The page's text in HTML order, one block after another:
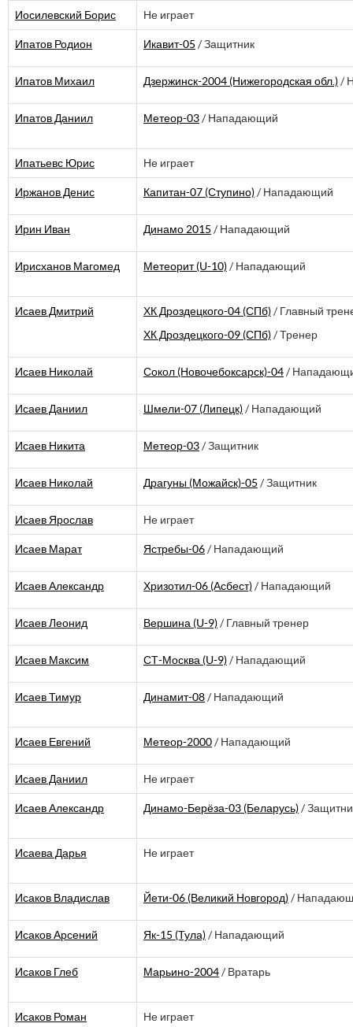
Иосилевский Борис Не играет
Ипатов Родион Икавит-05 / Защитник
Ипатов Михаил Дзержинск-2004 (Нижегородская обл.) /
Ипатов Даниил Метеор-03 / Нападающий
Ипатьевс Юрис Не играет
Иржанов Денис Капитан-07 (Ступино) / Нападающий
Ирин Иван Динамо 2015 / Нападающий
Ирисханов Магомед Метеорит (U-10) / Нападающий
Исаев Дмитрий ХК Дроздецкого-04 (СПб) / Главный
ХК Дроздецкого-09 (СПб) / Тренер
Исаев Николай Сокол (Новочебоксарск)-04 /
Исаев Даниил Шмели-07 (Липецк) / Нападающий
Исаев Никита Метеор-03 / Защитник
Исаев Николай Драгуны (Можайск)-05 / Защитник
Исаев Ярослав Не играет
Исаев Марат Ястребы-06 / Нападающий
Исаев Александр Хризотил-06 (Асбест) / Нападающий
Исаев Леонид Вершина (U-9) / Главный тренер
Исаев Максим СТ-Москва (U-9) / Нападающий
Исаев Тимур Динамит-08 / Нападающий
Исаев Евгений Метеор-2000 / Нападающий
Исаев Даниил Не играет
Исаев Александр Динамо-Берёза-03 (Беларусь) /
Исаева Дарья Не играет
Исаков Владислав Йети-06 (Великий Новгород) /
Исаков Арсений Як-15 (Тула) / Нападающий
Исаков Глеб Марьино-2004 / Вратарь
Исаков Роман Не играет